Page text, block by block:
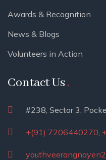
Awards & Recognition
News & Blogs
Volunteers in Action
Contact Us
#238, Sector 3,
+(91) 7206440270